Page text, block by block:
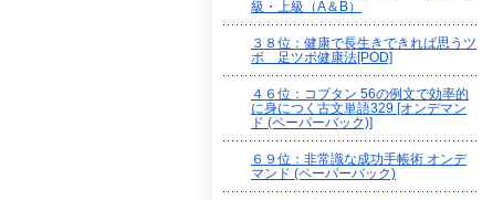
級・上級（A＆B）
３８位：健康で長生きできれば思うツ
ボ 足ツボ健康法[POD]
４６位：コブタン 56の例文で効率的
に身につく古文単語329 [オンデマン
ド (ペーパーバック)]
６９位：非常識な成功手帳術 オンデ
マンド (ペーパーバック)